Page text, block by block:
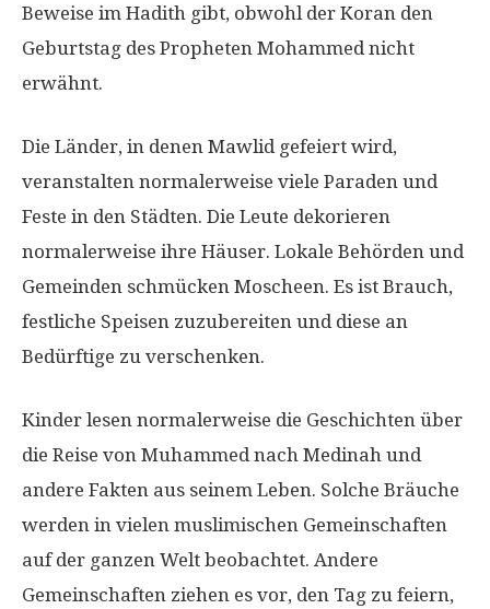
Beweise im Hadith gibt, obwohl der Koran den
Geburtstag des Propheten Mohammed nicht
erwähnt.
Die Länder, in denen Mawlid gefeiert wird,
veranstalten normalerweise viele Paraden und
Feste in den Städten. Die Leute dekorieren
normalerweise ihre Häuser. Lokale Behörden und
Gemeinden schmücken Moscheen. Es ist Brauch,
festliche Speisen zuzubereiten und diese an
Bedürftige zu verschenken.
Kinder lesen normalerweise die Geschichten über
die Reise von Muhammed nach Medinah und
andere Fakten aus seinem Leben. Solche Bräuche
werden in vielen muslimischen Gemeinschaften
auf der ganzen Welt beobachtet. Andere
Gemeinschaften ziehen es vor, den Tag zu feiern,